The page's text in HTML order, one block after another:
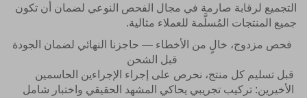
التجميع لرقابة صارمة في مجال الفحص النوعي لضمان أن تكون
جميع المنتجات المُسلَّمة للعملاء مثالية.
فحص مزدوج، خالٍ من الأخطاء — حاجزنا النهائي لضمان الجودة
قبل الشحن
قبل تسليم كل منتج، نحرص على إجراء الإجراءين الحاسمين
الأخيرين: تركيب تجريبي يحاكي المشهد الحقيقي واختبار شامل